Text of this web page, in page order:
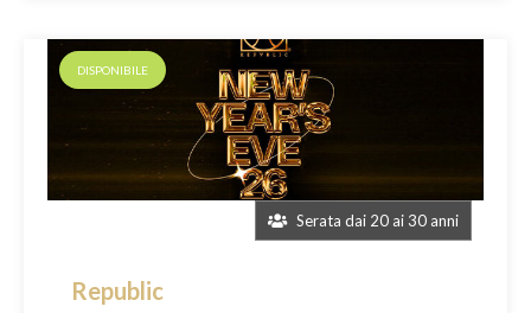
Serata dai 20 ai 30 anni
DISPONIBILE
Republic